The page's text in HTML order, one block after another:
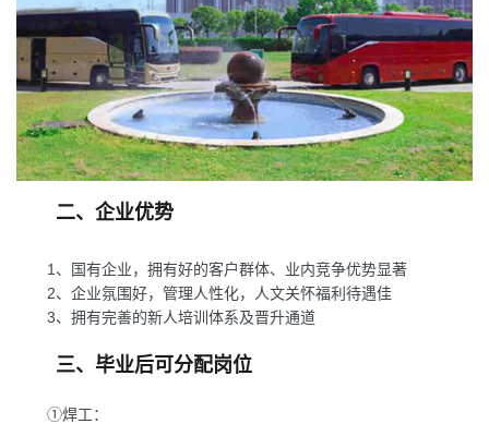
二、企业优势
1、国有企业，拥有好的客户群体、业内竞争优势显著
2、企业氛围好，管理人性化，人文关怀福利待遇佳
3、拥有完善的新人培训体系及晋升通道
三、毕业后可分配岗位
①焊工：